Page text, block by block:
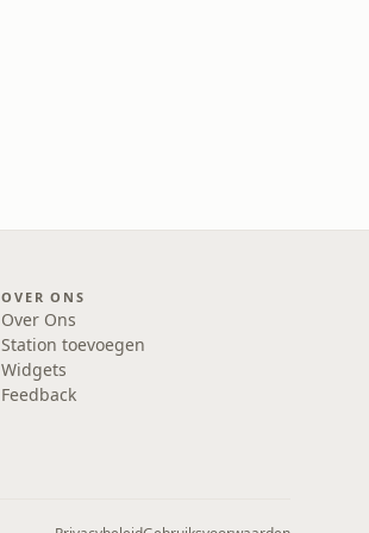
OVER ONS
Over Ons
Station toevoegen
Widgets
Feedback